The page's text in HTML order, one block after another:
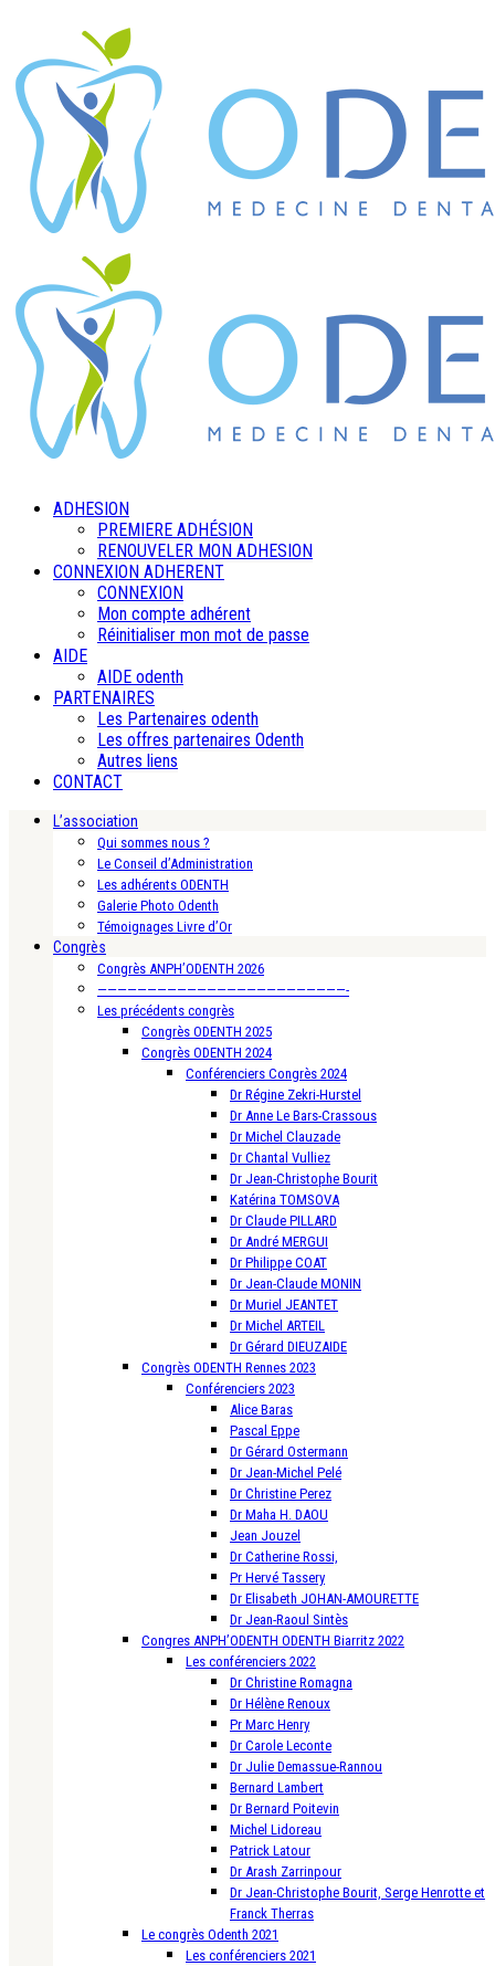
ADHESION
PREMIERE ADHÉSION
RENOUVELER MON ADHESION
CONNEXION ADHERENT
CONNEXION
Mon compte adhérent
Réinitialiser mon mot de passe
AIDE
AIDE odenth
PARTENAIRES
Les Partenaires odenth
Les offres partenaires Odenth
Autres liens
CONTACT
L’association
Qui sommes nous ?
Le Conseil d’Administration
Les adhérents ODENTH
Galerie Photo Odenth
Témoignages Livre d’Or
Congrès
Congrès ANPH’ODENTH 2026
—————————————————————————-
Les précédents congrès
Congrès ODENTH 2025
Congrès ODENTH 2024
Conférenciers Congrès 2024
Dr Régine Zekri-Hurstel
Dr Anne Le Bars-Crassous
Dr Michel Clauzade
Dr Chantal Vulliez
Dr Jean-Christophe Bourit
Katérina TOMSOVA
Dr Claude PILLARD
Dr André MERGUI
Dr Philippe COAT
Dr Jean-Claude MONIN
Dr Muriel JEANTET
Dr Michel ARTEIL
Dr Gérard DIEUZAIDE
Congrès ODENTH Rennes 2023
Conférenciers 2023
Alice Baras
Pascal Eppe
Dr Gérard Ostermann
Dr Jean-Michel Pelé
Dr Christine Perez
Dr Maha H. DAOU
Jean Jouzel
Dr Catherine Rossi,
Pr Hervé Tassery
Dr Elisabeth JOHAN-AMOURETTE
Dr Jean-Raoul Sintès
Congres ANPH’ODENTH ODENTH Biarritz 2022
Les conférenciers 2022
Dr Christine Romagna
Dr Hélène Renoux
Pr Marc Henry
Dr Carole Leconte
Dr Julie Demassue-Rannou
Bernard Lambert
Dr Bernard Poitevin
Michel Lidoreau
Patrick Latour
Dr Arash Zarrinpour
Dr Jean-Christophe Bourit, Serge Henrotte et
Franck Therras
Le congrès Odenth 2021
Les conférenciers 2021